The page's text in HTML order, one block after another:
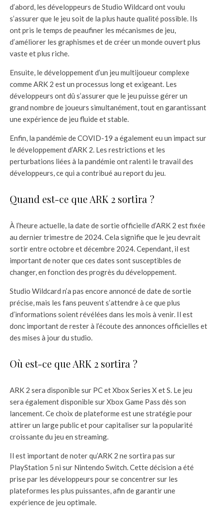
d’abord, les développeurs de Studio Wildcard ont voulu
s’assurer que le jeu soit de la plus haute qualité possible. Ils
ont pris le temps de peaufiner les mécanismes de jeu,
d’améliorer les graphismes et de créer un monde ouvert plus
vaste et plus riche.
Ensuite, le développement d’un jeu multijoueur complexe
comme ARK 2 est un processus long et exigeant. Les
développeurs ont dû s’assurer que le jeu puisse gérer un
grand nombre de joueurs simultanément, tout en garantissant
une expérience de jeu fluide et stable.
Enfin, la pandémie de COVID-19 a également eu un impact sur
le développement d’ARK 2. Les restrictions et les
perturbations liées à la pandémie ont ralenti le travail des
développeurs, ce qui a contribué au report du jeu.
Quand est-ce que ARK 2 sortira ?
À l’heure actuelle, la date de sortie officielle d’ARK 2 est fixée
au dernier trimestre de 2024. Cela signifie que le jeu devrait
sortir entre octobre et décembre 2024. Cependant, il est
important de noter que ces dates sont susceptibles de
changer, en fonction des progrès du développement.
Studio Wildcard n’a pas encore annoncé de date de sortie
précise, mais les fans peuvent s’attendre à ce que plus
d’informations soient révélées dans les mois à venir. Il est
donc important de rester à l’écoute des annonces officielles et
des mises à jour du studio.
Où est-ce que ARK 2 sortira ?
ARK 2 sera disponible sur PC et Xbox Series X et S. Le jeu
sera également disponible sur Xbox Game Pass dès son
lancement. Ce choix de plateforme est une stratégie pour
attirer un large public et pour capitaliser sur la popularité
croissante du jeu en streaming.
Il est important de noter qu’ARK 2 ne sortira pas sur
PlayStation 5 ni sur Nintendo Switch. Cette décision a été
prise par les développeurs pour se concentrer sur les
plateformes les plus puissantes, afin de garantir une
expérience de jeu optimale.